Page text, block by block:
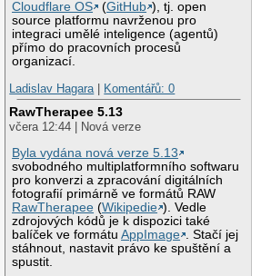
Cloudflare OS
(GitHub ), tj. open
source platformu navrženou pro
integraci umělé inteligence (agentů)
přímo do pracovních procesů
organizací.
Ladislav Hagara
Komentářů: 0
RawTherapee 5.13
včera 12:44 | Nová verze
Byla vydána nová verze 5.13
svobodného multiplatformního softwaru
pro konverzi a zpracování digitálních
fotografií primárně ve formátů RAW
RawTherapee (Wikipedie ). Vedle
zdrojových kódů je k dispozici také
balíček ve formátuAppImage . Stačí jej
stáhnout, nastavit právo ke spuštění a
spustit.